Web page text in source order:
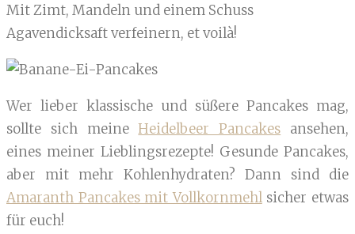
Mit Zimt, Mandeln und einem Schuss
Agavendicksaft verfeinern, et voilà!
Wer lieber klassische und süßere Pancakes mag,
sollte sich meineHeidelbeer Pancakes ansehen,
eines meiner Lieblingsrezepte! Gesunde Pancakes,
aber mit mehr Kohlenhydraten? Dann sind die
Amaranth Pancakes mit Vollkornmehlsicher etwas
für euch!